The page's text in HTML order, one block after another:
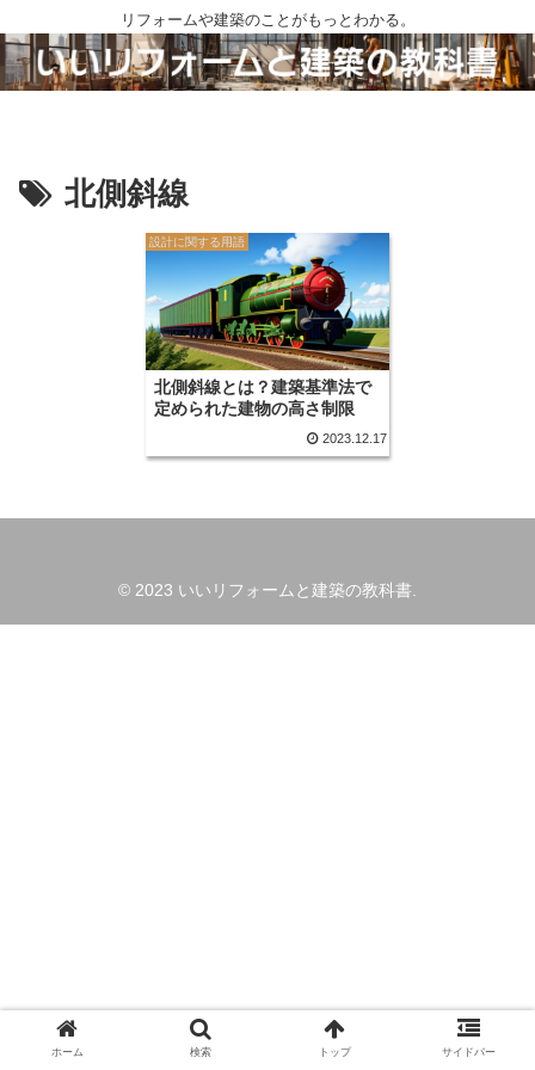
リフォームや建築のことがもっとわかる。
北側斜線
設計に関する用語
北側斜線とは？建築基準法で
定められた建物の高さ制限
2023.12.17
© 2023 いいリフォームと建築の教科書.
ホーム 検索 トップ サイドバー